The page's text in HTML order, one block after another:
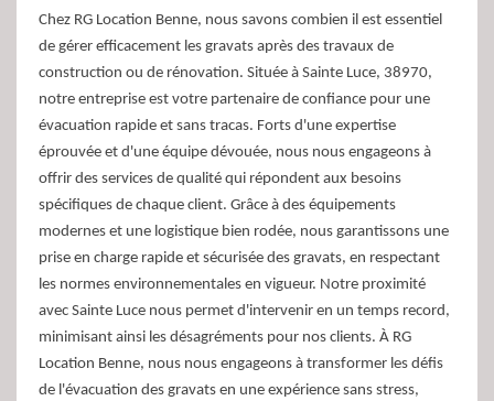
Chez RG Location Benne, nous savons combien il est essentiel
de gérer efficacement les gravats après des travaux de
construction ou de rénovation. Située à Sainte Luce, 38970,
notre entreprise est votre partenaire de confiance pour une
évacuation rapide et sans tracas. Forts d'une expertise
éprouvée et d'une équipe dévouée, nous nous engageons à
offrir des services de qualité qui répondent aux besoins
spécifiques de chaque client. Grâce à des équipements
modernes et une logistique bien rodée, nous garantissons une
prise en charge rapide et sécurisée des gravats, en respectant
les normes environnementales en vigueur. Notre proximité
avec Sainte Luce nous permet d'intervenir en un temps record,
minimisant ainsi les désagréments pour nos clients. À RG
Location Benne, nous nous engageons à transformer les défis
de l'évacuation des gravats en une expérience sans stress,